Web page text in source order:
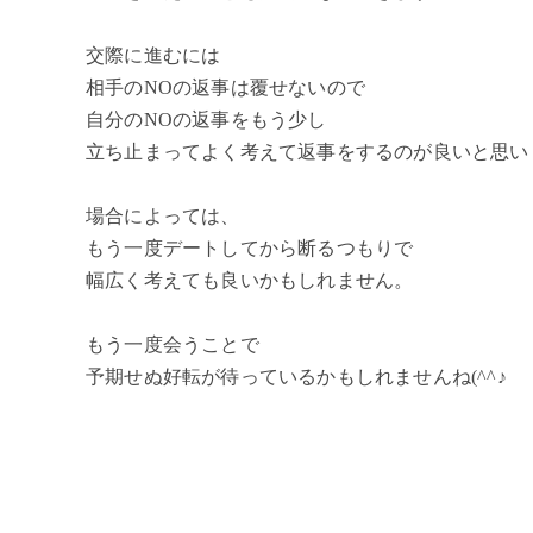
交際に進むには
相手のNOの返事は覆せないので​​​​​
自分のNOの返事をもう少し
立ち止まってよく考えて返事をするのが良いと思
場合によっては、
もう一度デートしてから断るつもりで
幅広く考えても良いかもしれません。
もう一度会うことで
予期せぬ好転が待っているかもしれませんね(^^♪